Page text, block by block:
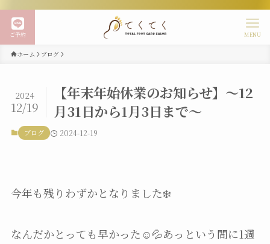
ご予約 MENU
ホーム ブログ
【年末年始休業のお知らせ】〜12
月31日から1月3日まで〜
2024
12/19
ブログ 2024-12-19
今年も残りわずかとなりました❄️
なんだかとっても早かった☺️💦あっという間に1週